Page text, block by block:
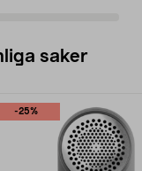
saker
-25%